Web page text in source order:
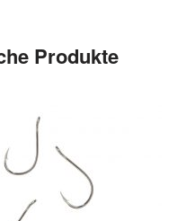
Produkte